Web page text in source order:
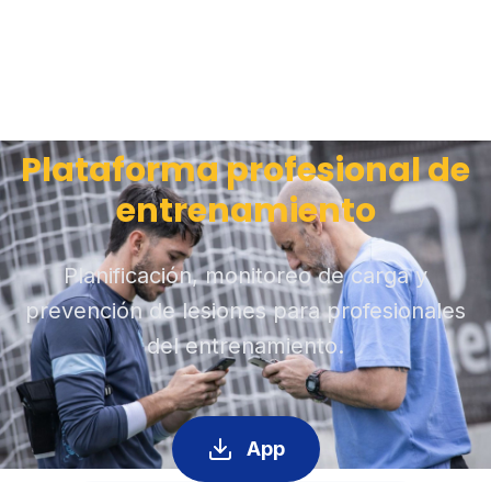
Plataforma profesional de
entrenamiento
Planificación, monitoreo de carga y
prevención de lesiones para profesionales
del entrenamiento.
App